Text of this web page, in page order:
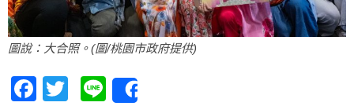
圖說：大合照。(圖/桃園市政府提供)
Facebook
Twitter
Line